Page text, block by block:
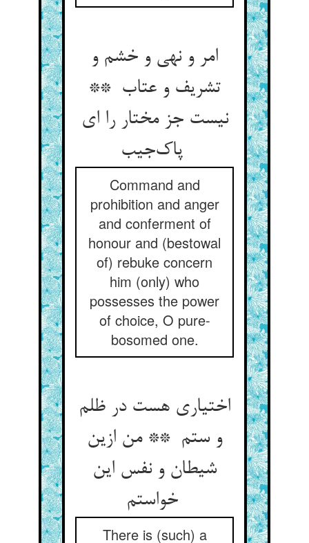
امر و نهی و خشم و
تشریف و عتاب **
نیست جز مختار را ای
Command and
prohibition and anger
and conferment of
honour and (bestowal
of) rebuke concern
him (only) who
possesses the power
of choice, O pure-
bosomed one.
اختیاری هست در ظلم
و ستم ** من ازین
شیطان و نفس این
خواستم
There is (such) a